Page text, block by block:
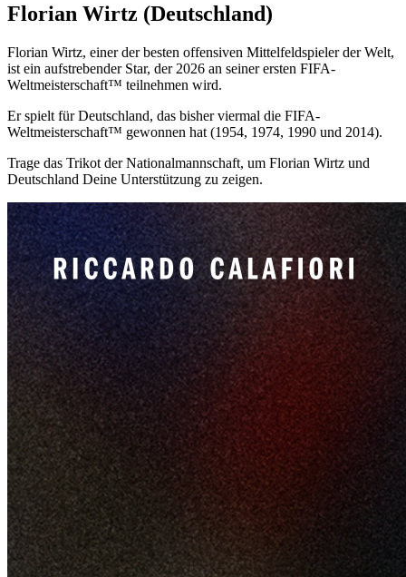
Florian Wirtz (Deutschland)
Florian Wirtz, einer der besten offensiven Mittelfeldspieler der Welt,
ist ein aufstrebender Star, der 2026 an seiner ersten FIFA-
Weltmeisterschaft™ teilnehmen wird.
Er spielt für Deutschland, das bisher viermal die FIFA-
Weltmeisterschaft™ gewonnen hat (1954, 1974, 1990 und 2014).
Trage das Trikot der Nationalmannschaft, um Florian Wirtz und
Deutschland Deine Unterstützung zu zeigen.